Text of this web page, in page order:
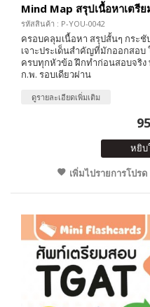
Mind Map สรุปเนื้อหาเตรี
รหัสสินค้า : P-YOU-0042
ครอบคลุมเนื้อหา สรุปสั้นๆ กระ
เจาะประเด็นสำคัญที่มักออกสอบ
ครบทุกหัวข้อ ฝึกทำก่อนสอบจริ
ก.พ. รอบเดียวผ่าน
ดูรายละเอียดเพิ่มเติม
หยิบ
เพิ่มไปรายการโปรด